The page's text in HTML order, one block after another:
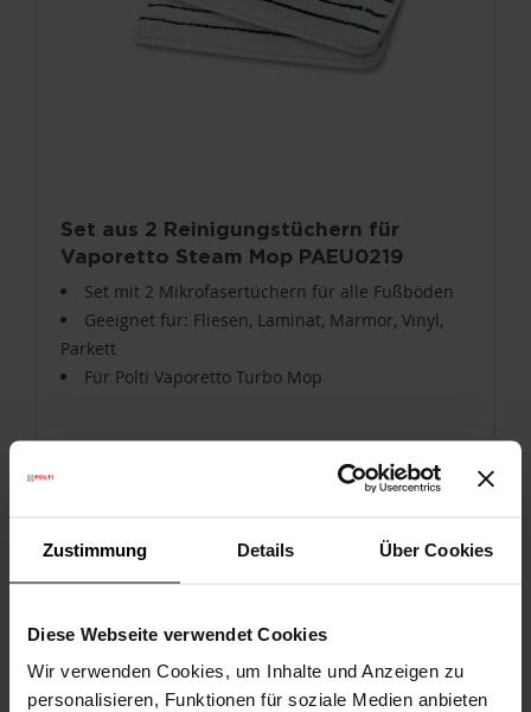
Zustimmung Details Über Cookies
Diese Webseite verwendet Cookies
Wir verwenden Cookies, um Inhalte und Anzeigen zu
personalisieren, Funktionen für soziale Medien anbieten
Set aus 2 Reinigungstüchern für
Vaporetto Steam Mop PAEU0219
Set mit 2 Mikrofasertüchern für alle Fußböden
Geeignet für: Fliesen, Laminat, Marmor, Vinyl,
Parkett
Für Polti Vaporetto Turbo Mop